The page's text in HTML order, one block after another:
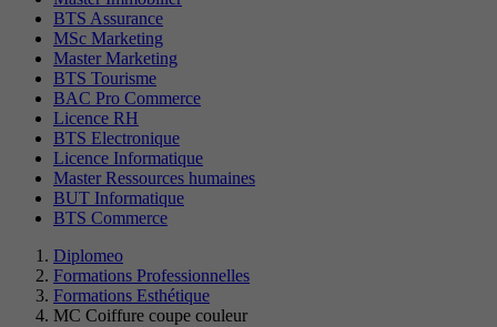
BTS Assurance
MSc Marketing
Master Marketing
BTS Tourisme
BAC Pro Commerce
Licence RH
BTS Electronique
Licence Informatique
Master Ressources humaines
BUT Informatique
BTS Commerce
Diplomeo
Formations Professionnelles
Formations Esthétique
MC Coiffure coupe couleur